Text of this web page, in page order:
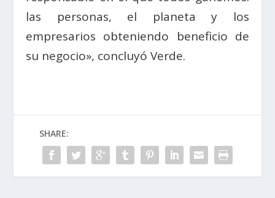
las personas, el planeta y los
empresarios obteniendo beneficio de
su negocio», concluyó Verde.
SHARE: